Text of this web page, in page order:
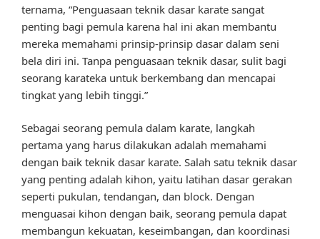
ternama, “Penguasaan teknik dasar karate sangat
penting bagi pemula karena hal ini akan membantu
mereka memahami prinsip-prinsip dasar dalam seni
bela diri ini. Tanpa penguasaan teknik dasar, sulit bagi
seorang karateka untuk berkembang dan mencapai
tingkat yang lebih tinggi.”
Sebagai seorang pemula dalam karate, langkah
pertama yang harus dilakukan adalah memahami
dengan baik teknik dasar karate. Salah satu teknik dasar
yang penting adalah kihon, yaitu latihan dasar gerakan
seperti pukulan, tendangan, dan block. Dengan
menguasai kihon dengan baik, seorang pemula dapat
membangun kekuatan, keseimbangan, dan koordinasi